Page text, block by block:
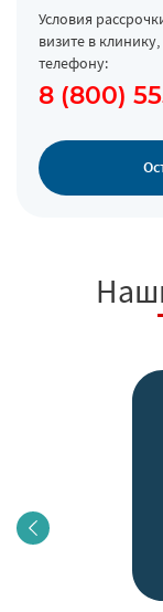
Условия
визите в
телефону:
8 (800)